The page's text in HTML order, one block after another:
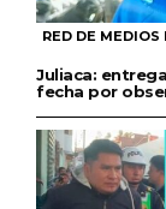
RED DE MEDIOS
Juliaca:
fecha por